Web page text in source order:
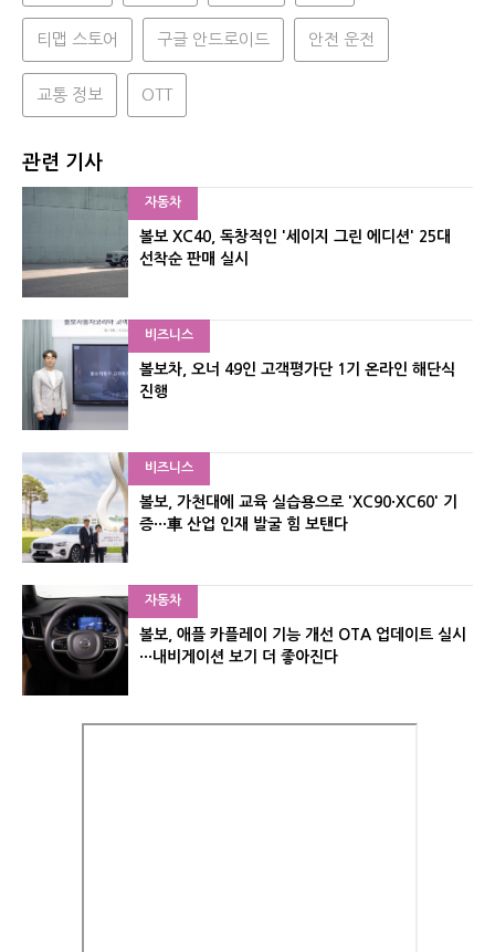
티맵 스토어 구글 안드로이드 안전 운전
교통 정보 OTT
관련 기사
자동차
볼보 XC40, 독창적인 '세이지 그린 에디션' 25대
선착순 판매 실시
비즈니스
볼보차, 오너 49인 고객평가단 1기 온라인 해단식
진행
비즈니스
볼보, 가천대에 교육 실습용으로 'XC90·XC60' 기
증···車 산업 인재 발굴 힘 보탠다
자동차
볼보, 애플 카플레이 기능 개선 OTA 업데이트 실시
···내비게이션 보기 더 좋아진다